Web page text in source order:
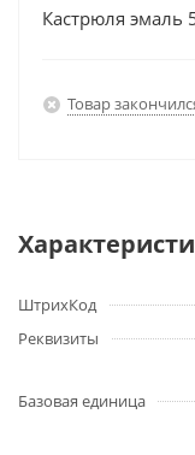
Кастрюля эмаль
Товар
ШтрихКод
Реквизиты
Базовая единица